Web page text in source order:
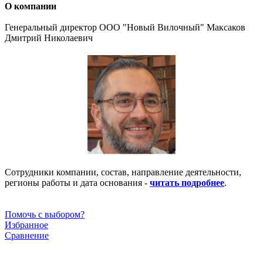
О компании
Генеральный директор ООО "Новый Вилочный" Максаков
Дмитрий Николаевич
Сотрудники компании, состав, направление деятельности,
регионы работы и дата основания - читать подробнее.
Помочь с выбором?
Избранное
Сравнение